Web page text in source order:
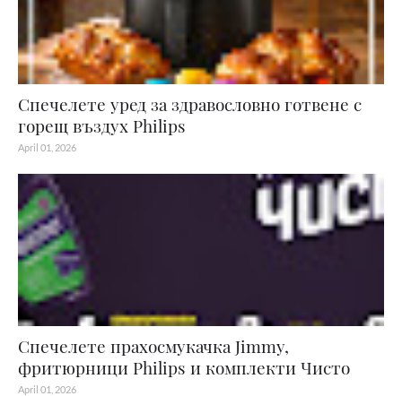
Спечелете уред за здравословно готвене с
горещ въздух Philips
April 01, 2026
Спечелете прахосмукачка Jimmy,
фритюрници Philips и комплекти Чисто
April 01, 2026